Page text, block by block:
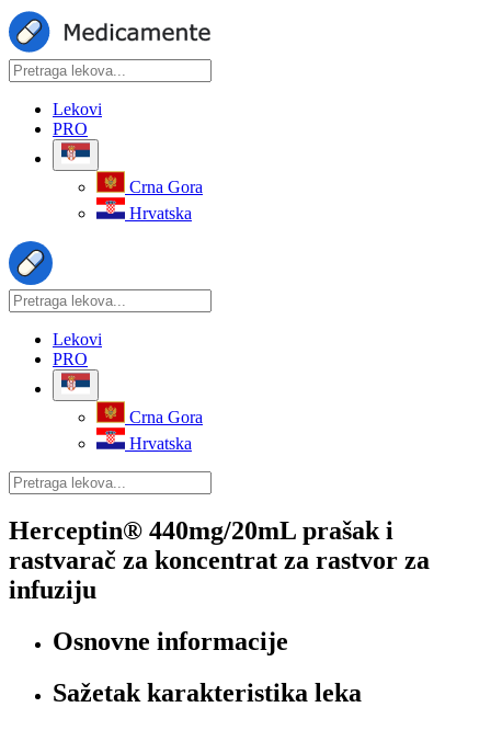
Lekovi
PRO
Crna Gora
Hrvatska
Lekovi
PRO
Crna Gora
Hrvatska
Herceptin® 440mg/20mL prašak i
rastvarač za koncentrat za rastvor za
infuziju
Osnovne informacije
Sažetak karakteristika leka